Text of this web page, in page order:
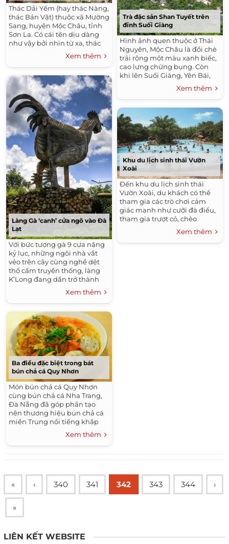
Thác Dải Yếm (hay thác Nàng,
thác Bản Vặt) thuộc xã Mường
Sang, huyện Mộc Châu, tỉnh
Sơn La. Có cái tên dịu dàng
như vậy bởi nhìn từ xa, thác
như một 'dải yếm' hững hờ
Xem thêm
Làng Gà ‘canh’ cửa ngõ vào Đà
Lạt
Với bức tượng gà 9 cựa nặng
kỷ lục, những ngôi nhà vắt
vẻo trên cây cùng nghề dệt
thổ cẩm truyền thống, làng
K’Long đang dần trở thành
một điểm đến thú vị trong
hành trình khám phá cao
nguyên Lâm Đồng.
Xem thêm
Ba điều đặc biệt trong bát
bún chả cá Quy Nhơn
Món bún chả cá Quy Nhơn
cùng bún chả cá Nha Trang,
Đà Nẵng đã góp phần tạo
nên thương hiệu bún chả cá
miền Trung nổi tiếng khắp
đất nước và thế giới. Ai đã đặt
chân đến Quy Nhơn đều
muốn nếm thử món này.
Xem thêm
Trà đặc sản Shan Tuyết trên
đỉnh Suối Giàng
Hình ảnh quen thuộc ở Thái
Nguyên, Mộc Châu là đồi chè
trải rộng một màu xanh biếc,
cao lưng chừng bụng. Còn
khi lên Suối Giàng, Yên Bái,
bạn sẽ bắt gặp hình ảnh rừng
chè cổ thụ cao lớn, thân rộng
cả vòng tay, phủ lớp địa y
trắng mốc.
Xem thêm
Khu du lịch sinh thái Vườn
Xoài
Đến khu du lịch sinh thái
Vườn Xoài, du khách có thể
tham gia các trò chơi cảm
giác mạnh như cưỡi đà điểu,
tham gia trượt cỏ, chèo
thuyền cadac, thuyền thúng,
tàu lượn siêu tốc, bắn súng,
đánh trận giả với những cảm
Xem thêm
« ‹ 340 341 342 343 344 ›
»
LIÊN KẾT WEBSITE